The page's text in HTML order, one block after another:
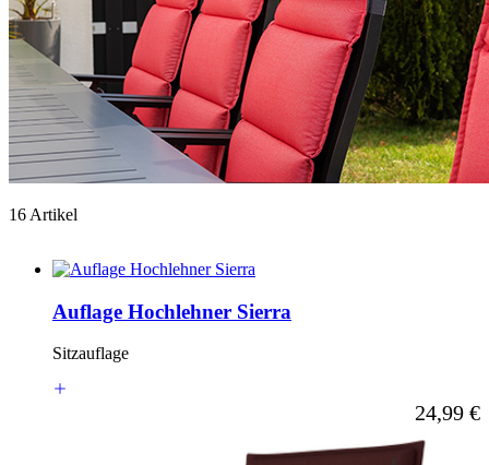
16 Artikel
Auflage Hochlehner Sierra
Sitzauflage
Ab
24,99 €